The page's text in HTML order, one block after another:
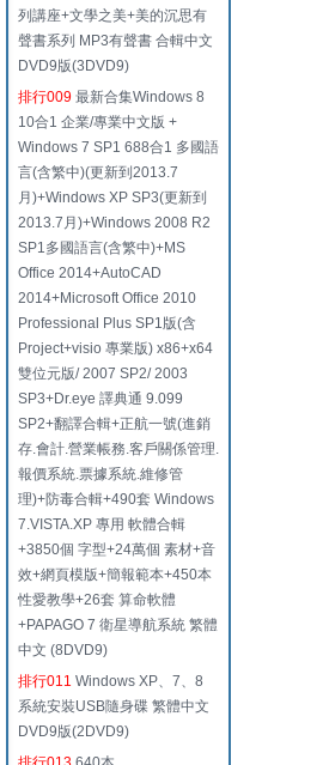
列講座+文學之美+美的沉思有
聲書系列 MP3有聲書 合輯中文
DVD9版(3DVD9)
排行009 最新合集Windows 8
10合1 企業/專業中文版 +
Windows 7 SP1 688合1 多國語
言(含繁中)(更新到2013.7
月)+Windows XP SP3(更新到
2013.7月)+Windows 2008 R2
SP1多國語言(含繁中)+MS
Office 2014+AutoCAD
2014+Microsoft Office 2010
Professional Plus SP1版(含
Project+visio 專業版) x86+x64
雙位元版/ 2007 SP2/ 2003
SP3+Dr.eye 譯典通 9.099
SP2+翻譯合輯+正航一號(進銷
存.會計.營業帳務.客戶關係管理.
報價系統.票據系統.維修管
理)+防毒合輯+490套 Windows
7.VISTA.XP 專用 軟體合輯
+3850個 字型+24萬個 素材+音
效+網頁模版+簡報範本+450本
性愛教學+26套 算命軟體
+PAPAGO 7 衛星導航系統 繁體
中文 (8DVD9)
排行011 Windows XP、7、8
系統安裝USB隨身碟 繁體中文
DVD9版(2DVD9)